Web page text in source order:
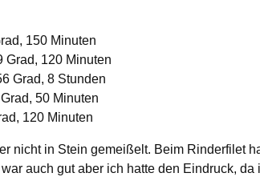
150 Minuten
Grad, 120 Minuten
Grad, 8 Stunden
50 Minuten
120 Minuten
nicht in Stein gemeißelt. Beim Rinderfilet
auch gut aber ich hatte den Eindruck, da